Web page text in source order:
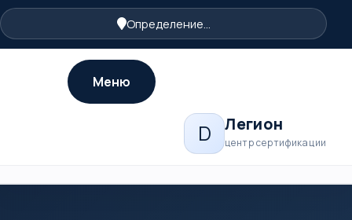
Определение...
D Легион
центр сертификации
Меню